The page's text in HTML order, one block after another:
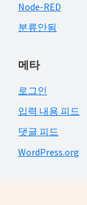
Node-RED
분류안됨
메타
로그인
입력 내용 피드
댓글 피드
WordPress.org